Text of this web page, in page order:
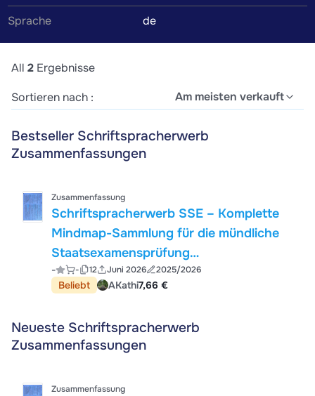
Sprache
de
All 2 Ergebnisse
Sortieren nach :
Am meisten verkauft
Bestseller Schriftspracherwerb
Zusammenfassungen
Zusammenfassung
Schriftspracherwerb SSE – Komplette
Mindmap-Sammlung für die mündliche
Staatsexamensprüfung
(Grundschulpädagogik) Bayern Lehramt
- - 12 Juni 2026 2025/2026
Beliebt AKathi7,66 €
Neueste Schriftspracherwerb
Zusammenfassungen
Zusammenfassung